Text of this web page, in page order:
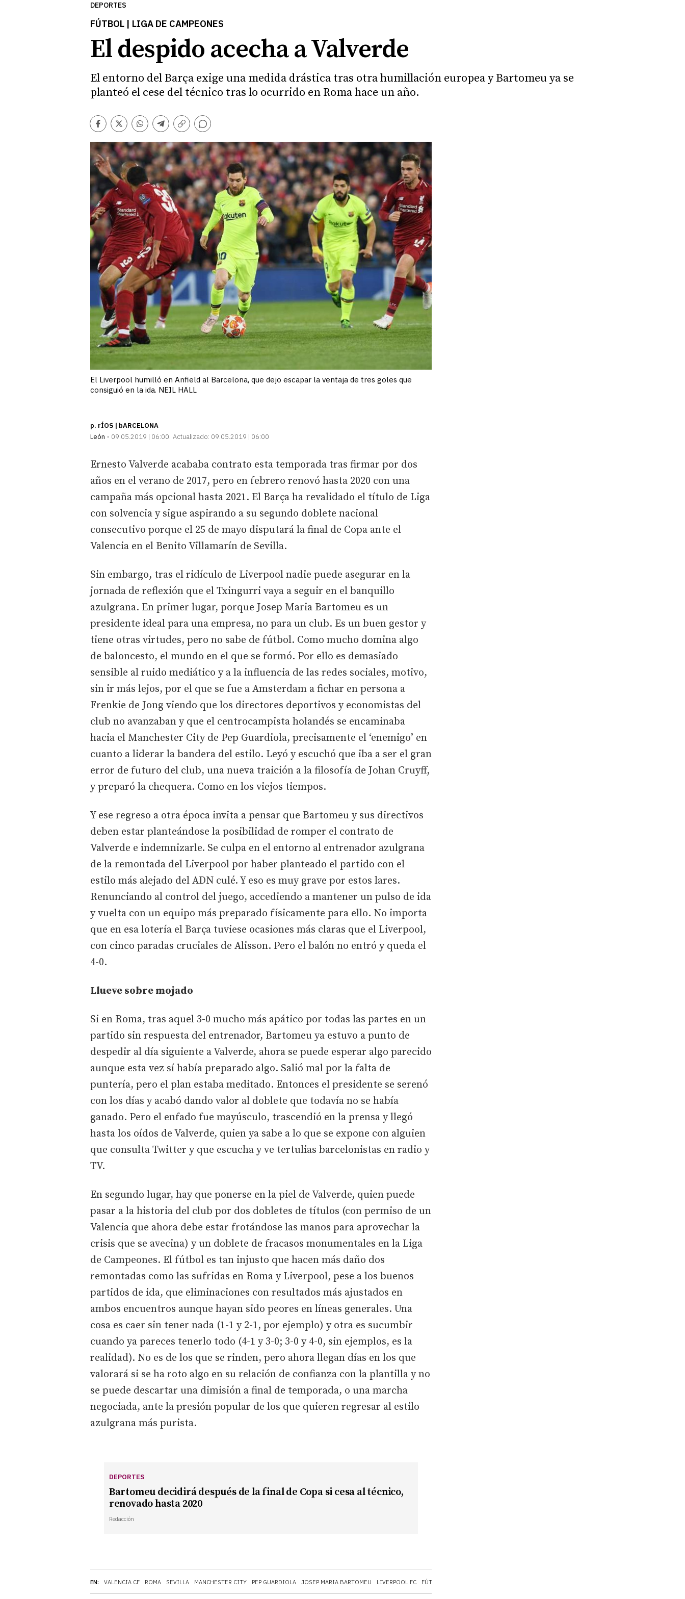
DEPORTES
FÚTBOL | LIGA DE CAMPEONES
El despido acecha a Valverde
El entorno del Barça exige una medida drástica tras otra humillación europea y Bartomeu ya se
planteó el cese del técnico tras lo ocurrido en Roma hace un año.
Facebook
TwitterWhatsapp
Telegram
Copiar
enlace
Comentarios
El Liverpool humilló en Anfield al Barcelona, que dejo escapar la ventaja de tres goles que
consiguió en la ida. NEIL HALL
p. rÍOS | bARCELONA
León
09.05.2019 | 06:00 Actualizado: 09.05.2019 | 06:00
EN: VALENCIA CF ROMA SEVILLA MANCHESTER CITY PEP GUARDIOLA JOSEP MARIA BARTOMEU LIVERPOOL FC FÚTBOL
Ernesto Valverde acababa contrato esta temporada tras firmar por dos
años en el verano de 2017, pero en febrero renovó hasta 2020 con una
campaña más opcional hasta 2021. El Barça ha revalidado el título de Liga
con solvencia y sigue aspirando a su segundo doblete nacional
consecutivo porque el 25 de mayo disputará la final de Copa ante el
Valencia en el Benito Villamarín de Sevilla.
Sin embargo, tras el ridículo de Liverpool nadie puede asegurar en la
jornada de reflexión que el Txingurri vaya a seguir en el banquillo
azulgrana. En primer lugar, porque Josep Maria Bartomeu es un
presidente ideal para una empresa, no para un club. Es un buen gestor y
tiene otras virtudes, pero no sabe de fútbol. Como mucho domina algo
de baloncesto, el mundo en el que se formó. Por ello es demasiado
sensible al ruido mediático y a la influencia de las redes sociales, motivo,
sin ir más lejos, por el que se fue a Amsterdam a fichar en persona a
Frenkie de Jong viendo que los directores deportivos y economistas del
club no avanzaban y que el centrocampista holandés se encaminaba
hacia el Manchester City de Pep Guardiola, precisamente el ‘enemigo’ en
cuanto a liderar la bandera del estilo. Leyó y escuchó que iba a ser el gran
error de futuro del club, una nueva traición a la filosofía de Johan Cruyff,
y preparó la chequera. Como en los viejos tiempos.
Y ese regreso a otra época invita a pensar que Bartomeu y sus directivos
deben estar planteándose la posibilidad de romper el contrato de
Valverde e indemnizarle. Se culpa en el entorno al entrenador azulgrana
de la remontada del Liverpool por haber planteado el partido con el
estilo más alejado del ADN culé. Y eso es muy grave por estos lares.
Renunciando al control del juego, accediendo a mantener un pulso de ida
y vuelta con un equipo más preparado físicamente para ello. No importa
que en esa lotería el Barça tuviese ocasiones más claras que el Liverpool,
con cinco paradas cruciales de Alisson. Pero el balón no entró y queda el
4-0.
Llueve sobre mojado
Si en Roma, tras aquel 3-0 mucho más apático por todas las partes en un
partido sin respuesta del entrenador, Bartomeu ya estuvo a punto de
despedir al día siguiente a Valverde, ahora se puede esperar algo parecido
aunque esta vez sí había preparado algo. Salió mal por la falta de
puntería, pero el plan estaba meditado. Entonces el presidente se serenó
con los días y acabó dando valor al doblete que todavía no se había
ganado. Pero el enfado fue mayúsculo, trascendió en la prensa y llegó
hasta los oídos de Valverde, quien ya sabe a lo que se expone con alguien
que consulta Twitter y que escucha y ve tertulias barcelonistas en radio y
TV.
En segundo lugar, hay que ponerse en la piel de Valverde, quien puede
pasar a la historia del club por dos dobletes de títulos (con permiso de un
Valencia que ahora debe estar frotándose las manos para aprovechar la
crisis que se avecina) y un doblete de fracasos monumentales en la Liga
de Campeones. El fútbol es tan injusto que hacen más daño dos
remontadas como las sufridas en Roma y Liverpool, pese a los buenos
partidos de ida, que eliminaciones con resultados más ajustados en
ambos encuentros aunque hayan sido peores en líneas generales. Una
cosa es caer sin tener nada (1-1 y 2-1, por ejemplo) y otra es sucumbir
cuando ya pareces tenerlo todo (4-1 y 3-0; 3-0 y 4-0, sin ejemplos, es la
realidad). No es de los que se rinden, pero ahora llegan días en los que
valorará si se ha roto algo en su relación de confianza con la plantilla y no
se puede descartar una dimisión a final de temporada, o una marcha
negociada, ante la presión popular de los que quieren regresar al estilo
azulgrana más purista.
DEPORTES
Bartomeu decidirá después de la final de Copa si cesa al técnico,
renovado hasta 2020
Redacción